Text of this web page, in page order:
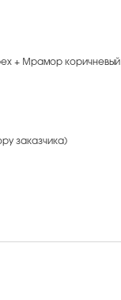
+ Мрамор коричневый
заказчика)